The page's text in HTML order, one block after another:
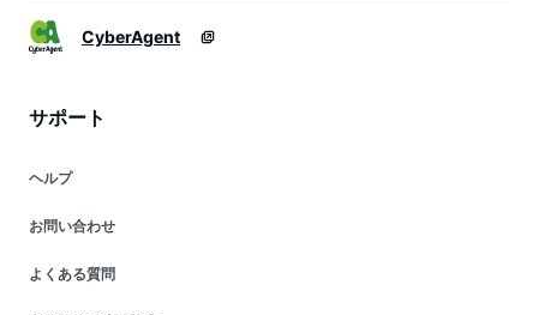
CyberAgent
サポート
ヘルプ
お問い合わせ
よくある質問